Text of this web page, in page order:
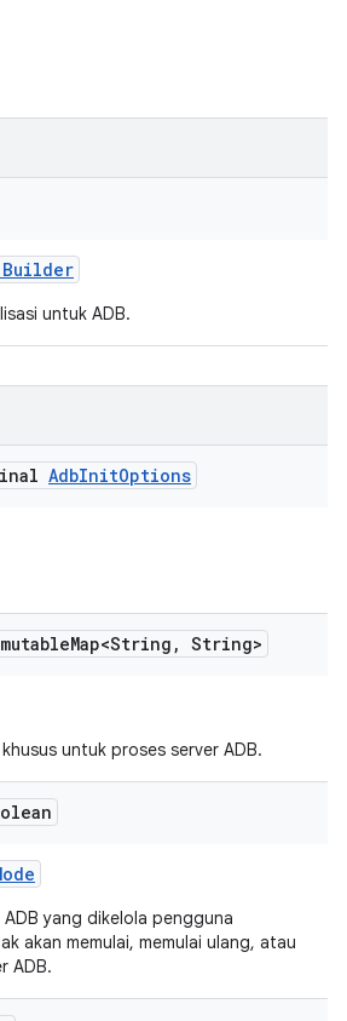
Builder
untuk ADB.
AdbInitOptions
Map<String , String>
untuk proses server ADB.
yang dikelola pengguna
akan memulai, memulai ulang, atau
ADB.